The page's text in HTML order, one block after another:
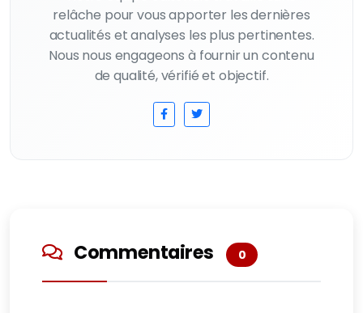
relâche pour vous apporter les dernières
actualités et analyses les plus pertinentes.
Nous nous engageons à fournir un contenu
de qualité, vérifié et objectif.
Commentaires 0